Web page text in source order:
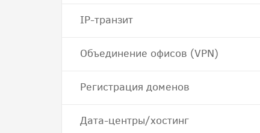
IP-транзит
Объединение офисов (VPN)
Регистрация доменов
Дата-центры/хостинг